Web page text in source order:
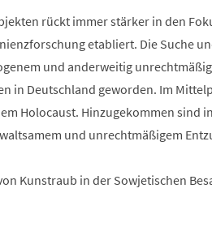
rückt immer stärker in den
etabliert. Die Suche
und anderweitig
in Deutschland geworden. Im
Holocaust. Hinzugekommen sind
und unrechtmäßigem
Kunstraub in der Sowjetischen